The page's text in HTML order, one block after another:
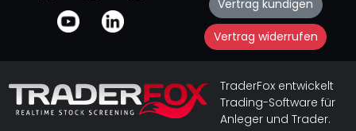
Vertrag kündigen
Vertrag widerrufen
TraderFox entwickelt
Trading-Software für
Anleger und Trader.